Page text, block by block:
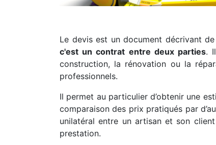
Le devis est un document décrivant
c'est un contrat entre deux parties.
construction, la rénovation ou la
professionnels.
Il permet au particulier d’obtenir une
comparaison des prix pratiqués par
unilatéral entre un artisan et son
prestation.